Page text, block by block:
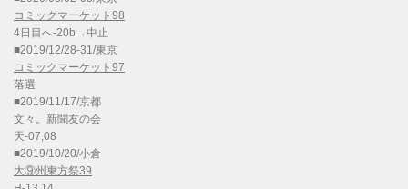
コミックマーケット98
4日目へ-20b→中止
■2019/12/28-31/東京
コミックマーケット97
落選
■2019/11/17/京都
文々。新聞友の会
天-07,08
■2019/10/20/小倉
大⑨州東方祭39